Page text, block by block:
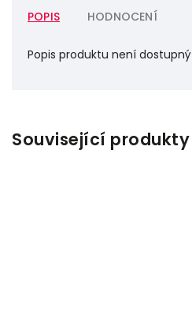
POPIS HODNOCENÍ
Popis produktu není dostupný
Související produkty